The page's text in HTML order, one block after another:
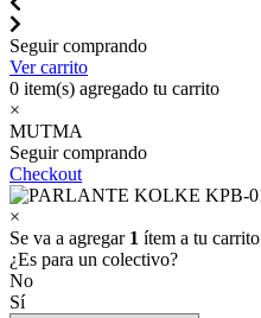
Seguir comprando
Ver carrito
0 item(s) agregado tu carrito
×
MUTMA
Seguir comprando
Checkout
×
Se va a agregar 1 ítem a tu carrito
¿Es para un colectivo?
No
Sí